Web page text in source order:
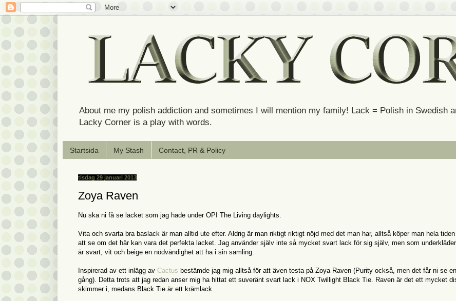
About me my polish addiction and sometimes I will mention my family! Lack = Polish in Swedish
Lacky Corner is a play with words.
Startsida My Stash Contact, PR & Policy
tisdag 29 januari 2013
Zoya Raven
Nu ska ni få se lacket som jag hade under OPI The Living daylights.
Vita och svarta bra baslack är man alltid ute efter. Aldrig är man riktigt riktigt nöjd med det man har, alltså köper man hela
att se om det här kan vara det perfekta lacket. Jag använder själv inte så mycket svart lack för sig själv, men som
är svart, vit och beige en nödvändighet att ha i sin samling.
Inspirerad av ett inlägg av Cactus bestämde jag mig alltså för att även testa på Zoya Raven (Purity också, men det får ni se
gång). Detta trots att jag redan anser mig ha hittat ett suveränt svart lack i NOX Twillight Black Tie. Raven är det ett mycket
skimmer i, medans Black Tie är ett krämlack.